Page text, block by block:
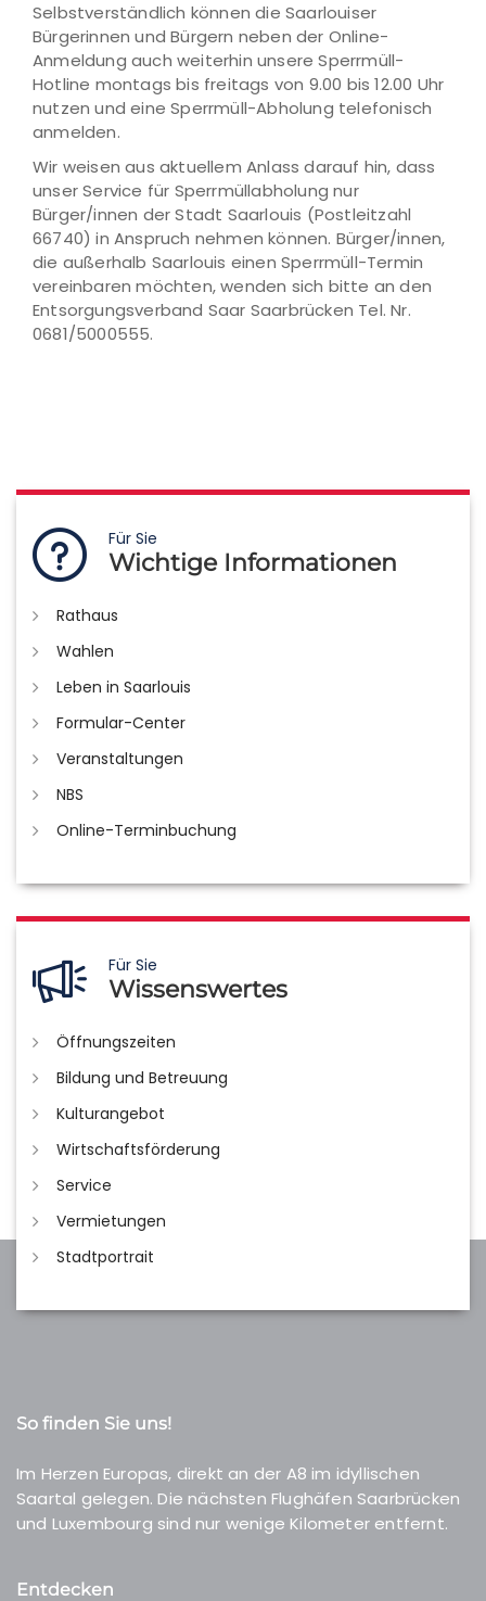
Selbstverständlich können die Saarlouiser
Bürgerinnen und Bürgern neben der Online-
Anmeldung auch weiterhin unsere Sperrmüll-
Hotline montags bis freitags von 9.00 bis 12.00 Uhr
nutzen und eine Sperrmüll-Abholung telefonisch
anmelden.
Wir weisen aus aktuellem Anlass darauf hin, dass
unser Service für Sperrmüllabholung nur
Bürger/innen der Stadt Saarlouis (Postleitzahl
66740) in Anspruch nehmen können. Bürger/innen,
die außerhalb Saarlouis einen Sperrmüll-Termin
vereinbaren möchten, wenden sich bitte an den
Entsorgungsverband Saar Saarbrücken Tel. Nr.
0681/5000555.
Für Sie
Wichtige Informationen
Rathaus
Wahlen
Leben in Saarlouis
Formular-Center
Veranstaltungen
NBS
Online-Terminbuchung
Für Sie
Wissenswertes
Öffnungszeiten
Bildung und Betreuung
Kulturangebot
Wirtschaftsförderung
Service
Vermietungen
Stadtportrait
So finden Sie uns!
Im Herzen Europas, direkt an der A8 im idyllischen
Saartal gelegen. Die nächsten Flughäfen Saarbrücken
und Luxembourg sind nur wenige Kilometer entfernt.
Entdecken